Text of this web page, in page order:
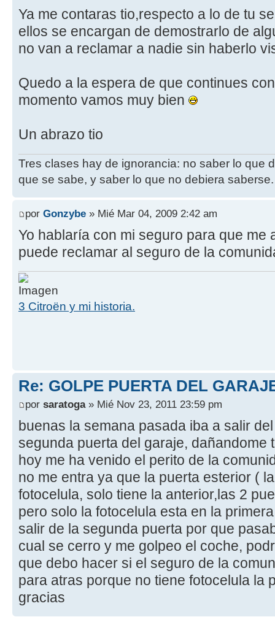
Ya me contaras tio,respecto a lo de tu
ellos se encargan de demostrarlo de
no van a reclamar a nadie sin haberlo
Quedo a la espera de que continues
momento vamos muy bien
Un abrazo tio
Tres clases hay de ignorancia: no saber lo que
que se sabe, y saber lo que no debiera saberse.
por Gonzybe » Mié Mar 04, 2009 2:42 am
Yo hablaría con mi seguro para que me
puede reclamar al seguro de la
3 Citroën y mi historia.
Re: GOLPE PUERTA DEL
por saratoga» Mié Nov 23, 2011 23:59 pm
buenas la semana pasada iba a salir
segunda puerta del garaje, dañandome
hoy me ha venido el perito de la
no me entra ya que la puerta esterior (
fotocelula, solo tiene la anterior,las 2
pero solo la fotocelula esta en la
salir de la segunda puerta por que
cual se cerro y me golpeo el coche,
que debo hacer si el seguro de la
para atras porque no tiene fotocelula la
gracias